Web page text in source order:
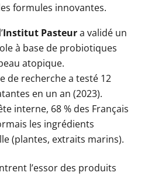
formules innovantes.
Institut Pasteura validé un
à base de probiotiques
atopique.
de recherche a testé 12
en un an (2023).
interne, 68 % des Français
les ingrédients
(plantes, extraits marins).
l’essor des produits